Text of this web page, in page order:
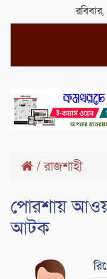
/রাজশাহী
পোরশায়
আটক